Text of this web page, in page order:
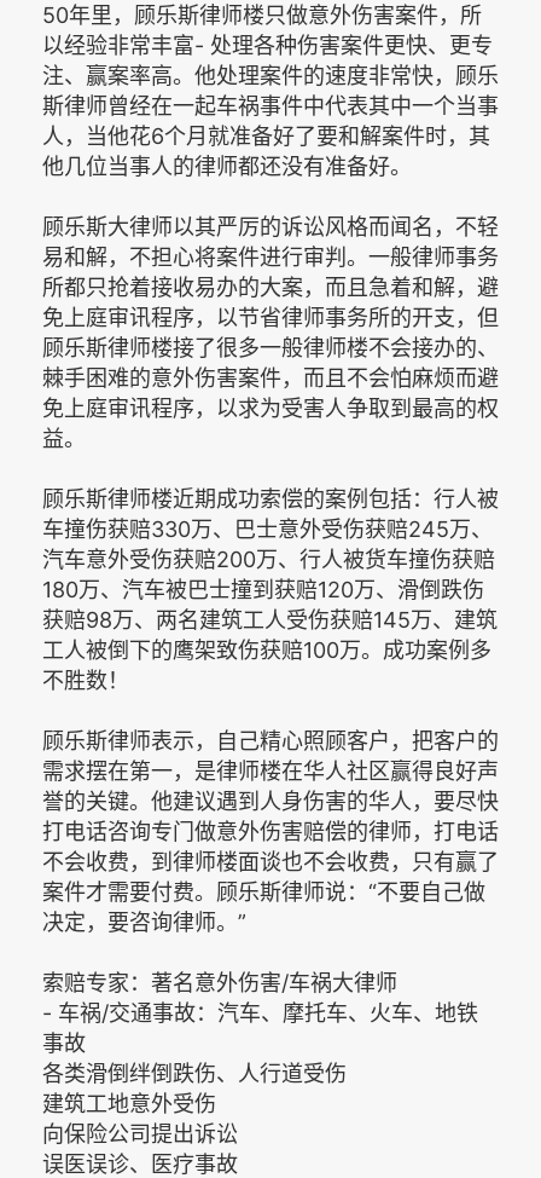
50年里，顾乐斯律师楼只做意外伤害案件，所
以经验非常丰富- 处理各种伤害案件更快、更专
注、赢案率高。他处理案件的速度非常快，顾乐
斯律师曾经在一起车祸事件中代表其中一个当事
人，当他花6个月就准备好了要和解案件时，其
他几位当事人的律师都还没有准备好。
顾乐斯大律师以其严厉的诉讼风格而闻名，不轻
易和解，不担心将案件进行审判。一般律师事务
所都只抢着接收易办的大案，而且急着和解，避
免上庭审讯程序，以节省律师事务所的开支，但
顾乐斯律师楼接了很多一般律师楼不会接办的、
棘手困难的意外伤害案件，而且不会怕麻烦而避
免上庭审讯程序，以求为受害人争取到最高的权
益。
顾乐斯律师楼近期成功索偿的案例包括：行人被
车撞伤获赔330万、巴士意外受伤获赔245万、
汽车意外受伤获赔200万、行人被货车撞伤获赔
180万、汽车被巴士撞到获赔120万、滑倒跌伤
获赔98万、两名建筑工人受伤获赔145万、建筑
工人被倒下的鹰架致伤获赔100万。成功案例多
不胜数！
顾乐斯律师表示，自己精心照顾客户，把客户的
需求摆在第一，是律师楼在华人社区赢得良好声
誉的关键。他建议遇到人身伤害的华人，要尽快
打电话咨询专门做意外伤害赔偿的律师，打电话
不会收费，到律师楼面谈也不会收费，只有赢了
案件才需要付费。顾乐斯律师说：“不要自己做
决定，要咨询律师。”
索赔专家：著名意外伤害/车祸大律师
- 车祸/交通事故：汽车、摩托车、火车、地铁
事故
各类滑倒绊倒跌伤、人行道受伤
建筑工地意外受伤
向保险公司提出诉讼
误医误诊、医疗事故